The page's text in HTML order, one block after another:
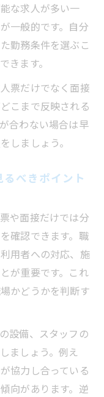
な求人が多い一
一般的です。自分
勤務条件を選ぶこ
きます。
票だけでなく面接
こまで反映される
合わない場合は早
しましょう。
べきポイント
や面接だけでは分
確認できます。職
用者への対応、施
が重要です。これ
かどうかを判断す
設備、スタッフの
ましょう。例え
協力し合っている
向があります。逆